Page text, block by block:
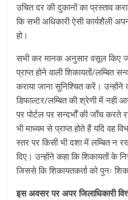
उचित दर की दुकानों का प्रस्ताव
कि सभी अधिकारी ऐसी कार्यशैली
हो।
सभी कर मानक अनुसार वसूल किए
प्राप्त होने वाली शिकायतों/लम्बित
कराया जाना सुनिश्चित करें। उन्होंने
डिफाल्टर/लम्बित की श्रेणी में नही
पर पोर्टल पर सन्दर्भों की जाँच करते
भी माध्यम से प्राप्त होते हैं यदि वह
स्तर पर किसी भी दशा में लम्बित न
दिए। उन्होंने कहा कि शिकायतों के
जिससे कि शिकायतकर्ता को पुनः
इस अवसर पर अपर जिलाधिकारी